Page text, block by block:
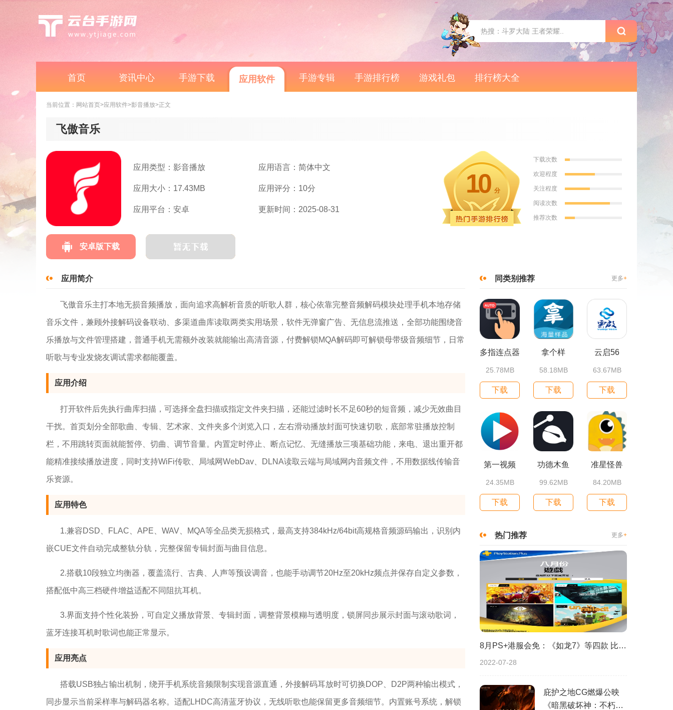
首页 资讯中心 手游下载 应用软件 手游专辑 手游排行榜 游戏礼包 排行榜大全
当前位置： 网站首页>应用软件>影音播放>正文
飞傲音乐
应用类型：影音播放 应用语言：简体中文
应用大小：17.43MB 应用评分：10分
应用平台：安卓 更新时间：2025-08-31
10 分
下载次数
欢迎程度
关注程度
阅读次数
推荐次数
安卓版下载
应用简介
飞傲音乐主打本地无损音频播放，面向追求高解析音质的听歌人群，核心依靠完整音频解码模块处理手机本地存储
音乐文件，兼顾外接解码设备联动、多渠道曲库读取两类实用场景，软件无弹窗广告、无信息流推送，全部功能围绕音
乐播放与文件管理搭建，普通手机无需额外改装就能输出高清音源，付费解锁MQA解码即可解锁母带级音频细节，日常
听歌与专业发烧友调试需求都能覆盖。
应用介绍
打开软件后先执行曲库扫描，可选择全盘扫描或指定文件夹扫描，还能过滤时长不足60秒的短音频，减少无效曲目
干扰。首页划分全部歌曲、专辑、艺术家、文件夹多个浏览入口，左右滑动播放封面可快速切歌，底部常驻播放控制
栏，不用跳转页面就能暂停、切曲、调节音量。内置定时停止、断点记忆、无缝播放三项基础功能，来电、退出重开都
能精准接续播放进度，同时支持WiFi传歌、局域网WebDav、DLNA读取云端与局域网内音频文件，不用数据线传输音
乐资源。
应用特色
1.兼容DSD、FLAC、APE、WAV、MQA等全品类无损格式，最高支持384kHz/64bit高规格音频源码输出，识别内
嵌CUE文件自动完成整轨分轨，完整保留专辑封面与曲目信息。
2.搭载10段独立均衡器，覆盖流行、古典、人声等预设调音，也能手动调节20Hz至20kHz频点并保存自定义参数，
搭配低中高三档硬件增益适配不同阻抗耳机。
3.界面支持个性化装扮，可自定义播放背景、专辑封面，调整背景模糊与透明度，锁屏同步展示封面与滚动歌词，
蓝牙连接耳机时歌词也能正常显示。
应用亮点
搭载USB独占输出机制，绕开手机系统音频限制实现音源直通，外接解码耳放时可切换DOP、D2P两种输出模式，
同步显示当前采样率与解码器名称。适配LHDC高清蓝牙协议，无线听歌也能保留更多音频细节。内置账号系统，解锁
同类别推荐 更多+
多指连点器
25.78MB
下载
拿个样
58.18MB
下载
云启56
63.67MB
下载
第一视频
24.35MB
下载
功德木鱼
99.62MB
下载
准星怪兽
84.20MB
下载
热门推荐 更多+
8月PS+港服会免：《如龙7》等四款 比欧美服多一款
2022-07-28
庇护之地CG燃爆公映
《暗黑破坏神：不朽》